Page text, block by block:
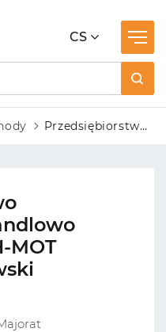
CS
Przedsiębiorstwo
Żurawski
MOT